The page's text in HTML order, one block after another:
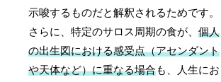
示唆するものだと解釈されるためです。
さらに、特定のサロス周期の食が、個人
の出生図における感受点（アセンダント
や天体など）に重なる場合も、人生にお